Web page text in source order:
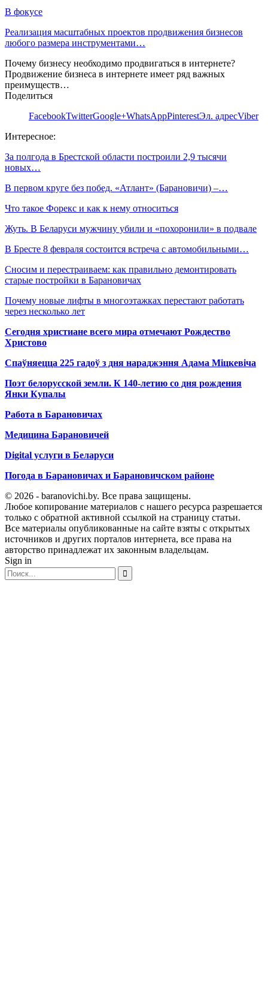
В фокусе
Реализация масштабных проектов продвижения бизнесов
любого размера инструментами…
Почему бизнесу необходимо продвигаться в интернете?
Продвижение бизнеса в интернете имеет ряд важных
преимуществ…
Поделиться
FacebookTwitterGoogle+WhatsAppPinterestЭл. адресViber
Интересное:
За полгода в Брестской области построили 2,9 тысячи
новых…
В первом круге без побед. «Атлант» (Барановичи) –…
Что такое Форекс и как к нему относиться
Жуть. В Беларуси мужчину убили и «похоронили» в подвале
В Бресте 8 февраля состоится встреча с автомобильными…
Сносим и перестраиваем: как правильно демонтировать
старые постройки в Барановичах
Почему новые лифты в многоэтажках перестают работать
через несколько лет
Сегодня христиане всего мира отмечают Рождество
Христово
Спаўняецца 225 гадоў з дня нараджэння Адама Міцкевіча
Поэт белорусской земли. К 140-летию со дня рождения
Янки Купалы
Работа в Барановичах
Медицина Барановичей
Digital услуги в Беларуси
Погода в Барановичах и Барановичском районе
© 2026 - baranovichi.by. Все права защищены.
Любое копирование материалов с нашего ресурса разрешается
только с обратной активной ссылкой на страницу статьи.
Все материалы опубликованные на сайте взяты с открытых
источников и других порталов интернета, все права на
авторство принадлежат их законным владельцам.
Sign in